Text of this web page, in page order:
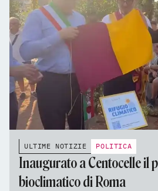
ULTIME NOTIZIE POLITICA
Inaugurato a Centocelle il
bioclimatico di Roma